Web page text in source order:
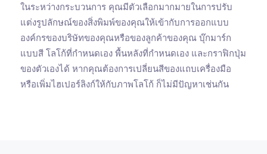
ในระหว่างกระบวนการ คุณมีตัวเลือกมากมายในการปรับ
แต่งรูปลักษณ์ของสิ่งพิมพ์ของคุณให้เข้ากับการออกแบบ
องค์กรของบริษัทของคุณหรือของลูกค้าของคุณ บุ๊กมาร์ก
แบบสี โลโก้ที่กำหนดเอง พื้นหลังที่กำหนดเอง และกราฟิกปุ่ม
ของตัวเองได้ หากคุณต้องการเปลี่ยนสีของแถบเครื่องมือ
หรือเพิ่มไฮเปอร์ลิงก์ให้กับภาพโลโก้ ก็ไม่มีปัญหาเช่นกัน